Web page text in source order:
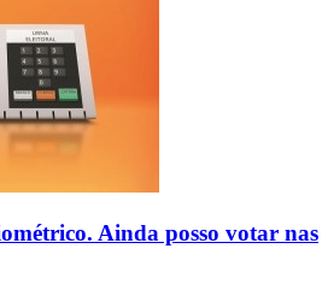
Ainda posso votar nas